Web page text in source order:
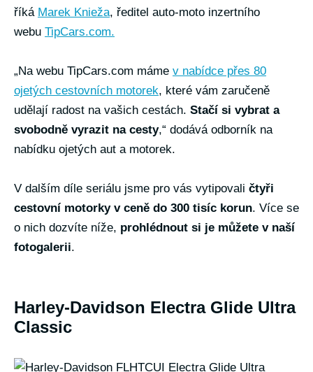
říká Marek Knieža, ředitel auto-moto inzertního
webu TipCars.com.
„Na webu TipCars.com máme v nabídce přes 80
ojetých cestovních motorek, které vám zaručeně
udělají radost na vašich cestách. Stačí si vybrat a
svobodně vyrazit na cesty,“ dodává odborník na
nabídku ojetých aut a motorek.
V dalším díle seriálu jsme pro vás vytipovali čtyři
cestovní motorky v ceně do 300 tisíc korun. Více se
o nich dozvíte níže, prohlédnout si je můžete v naší
fotogalerii.
Harley-Davidson Electra Glide Ultra
Classic